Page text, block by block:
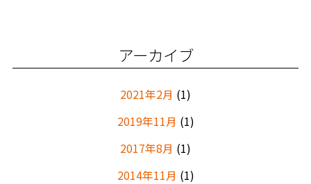
アーカイブ
2021年2月 (1)
2019年11月 (1)
2017年8月 (1)
2014年11月 (1)